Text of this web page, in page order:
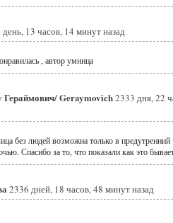
13 часов, 14 минут назад
, автор умница
Geraymovich2333 дня, 22
без людей возможна только в предутренний
Спасибо за то, что показали как это
2336 дней, 18 часов, 48 минут назад